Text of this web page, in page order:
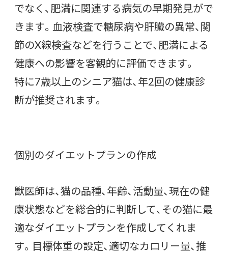
でなく、肥満に関連する病気の早期発見がで
きます。血液検査で糖尿病や肝臓の異常、関
節のX線検査などを行うことで、肥満による
健康への影響を客観的に評価できます。
特に7歳以上のシニア猫は、年2回の健康診
断が推奨されます。
個別のダイエットプランの作成
獣医師は、猫の品種、年齢、活動量、現在の健
康状態などを総合的に判断して、その猫に最
適なダイエットプランを作成してくれま
す。目標体重の設定、適切なカロリー量、推